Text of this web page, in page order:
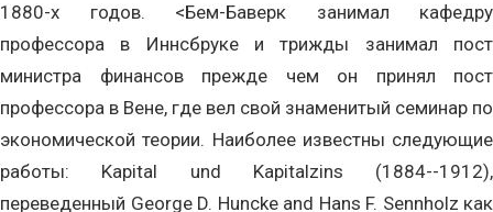
1880-х годов. <Бем-Баверк занимал кафедру
профессора в Иннсбруке и трижды занимал пост
министра финансов прежде чем он принял пост
профессора в Вене, где вел свой знаменитый семинар по
экономической теории. Наиболее известны следующие
работы: Kapital und Kapitalzins (1884--1912),
переведенный George D. Huncke and Hans F. Sennholz как